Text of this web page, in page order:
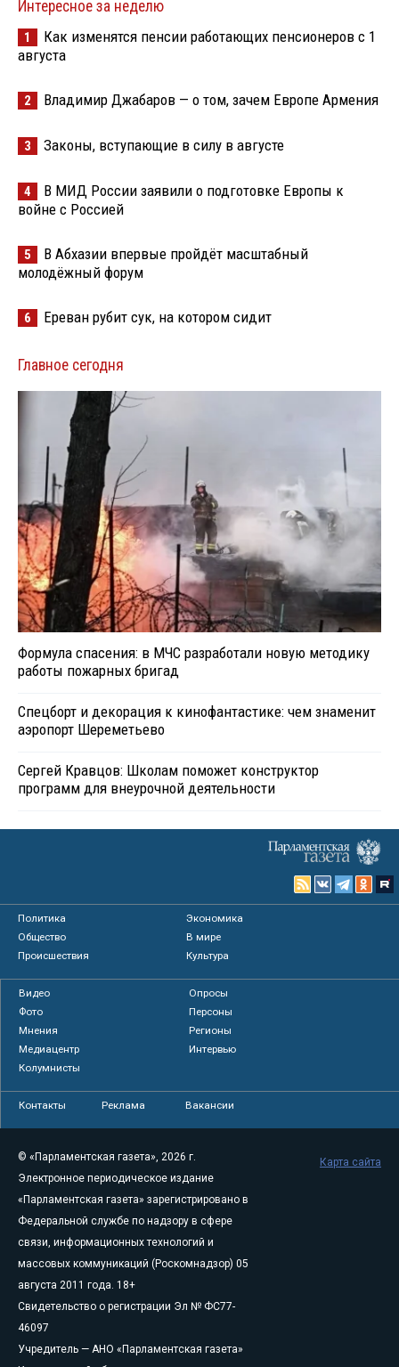
Интересное за неделю
1
Как изменятся пенсии работающих пенсионеров с 1
августа
2 Владимир Джабаров — о том, зачем Европе Армения
3 Законы, вступающие в силу в августе
4
В МИД России заявили о подготовке Европы к
войне с Россией
5
В Абхазии впервые пройдёт масштабный
молодёжный форум
6 Ереван рубит сук, на котором сидит
Главное сегодня
Формула спасения: в МЧС разработали новую методику
работы пожарных бригад
Спецборт и декорация к кинофантастике: чем знаменит
аэропорт Шереметьево
Сергей Кравцов: Школам поможет конструктор
программ для внеурочной деятельности
Политика
Экономика
Общество
В мире
Происшествия
Культура
Видео
Опросы
Фото
Персоны
Мнения
Регионы
Медиацентр
Интервью
Колумнисты
Контакты Реклама Вакансии
© «Парламентская газета», 2026 г.
Электронное периодическое издание
«Парламентская газета» зарегистрировано в
Федеральной службе по надзору в сфере
связи, информационных технологий и
массовых коммуникаций (Роскомнадзор) 05
августа 2011 года. 18+
Свидетельство о регистрации Эл № ФС77-
46097
Учредитель — АНО «Парламентская газета»
Карта сайта